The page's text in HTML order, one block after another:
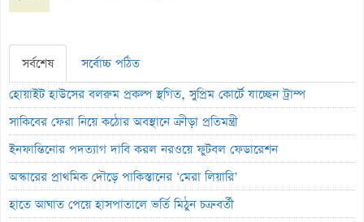
সর্বশেষ
সর্বোচ্চ পঠিত
হোয়াইট হাউসের বলরুম প্রকল্প স্থগিত, সুপ্রিম কোর্টে যাচ্ছেন ট্রাম্প
সাকিবের ফেরা নিয়ে কঠোর অবস্থানে ক্রীড়া প্রতিমন্ত্রী
ইনফান্তিনোর পদত্যাগ দাবি করল নরওয়ে ফুটবল ফেডারেশন
অস্কারের প্রাথমিক দৌড়ে পাকিস্তানের ‘মেরা লিয়ারি’
হাতে আঘাত পেয়ে হাসপাতালে ভর্তি মিঠুন চক্রবর্তী